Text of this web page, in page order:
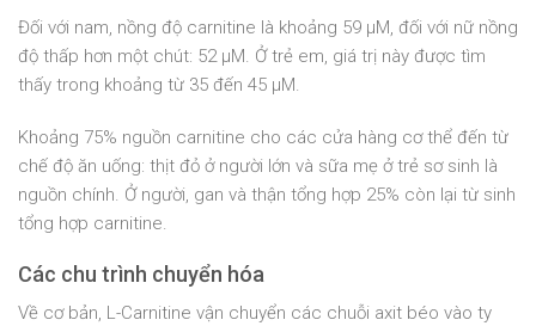
Đối với nam, nồng độ carnitine là khoảng 59 μM, đối với nữ nồng
độ thấp hơn một chút: 52 μM. Ở trẻ em, giá trị này được tìm
thấy trong khoảng từ 35 đến 45 μM.
Khoảng 75% nguồn carnitine cho các cửa hàng cơ thể đến từ
chế độ ăn uống: thịt đỏ ở người lớn và sữa mẹ ở trẻ sơ sinh là
nguồn chính. Ở người, gan và thận tổng hợp 25% còn lại từ sinh
tổng hợp carnitine.
Các chu trình chuyển hóa
Về cơ bản, L-Carnitine vận chuyển các chuỗi axit béo vào ty